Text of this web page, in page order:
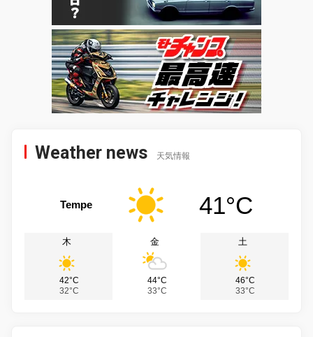
Weather news 天気情報
Tempe 41°C
木
42°C
32°C
金
44°C
33°C
土
46°C
33°C